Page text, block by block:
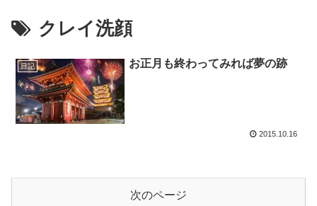
クレイ洗顔
日記 お正月も終わってみれば夢の跡
2015.10.16
次のページ